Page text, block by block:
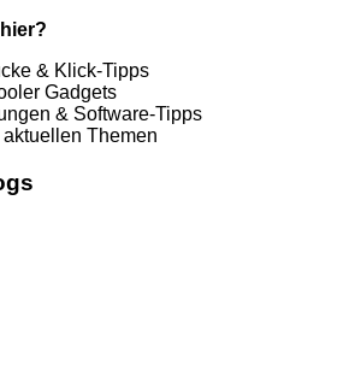
& Klick-Tipps
Gadgets
& Software-Tipps
Themen